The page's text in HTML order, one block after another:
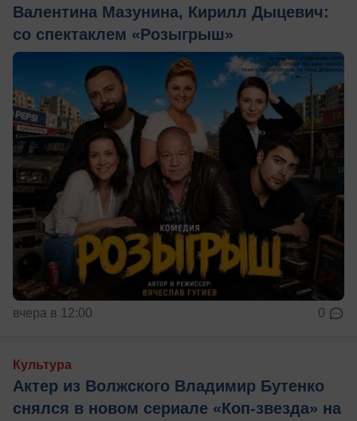
Валентина Мазунина, Кирилл Дыцевич:
со спектаклем «Розыгрыш»
вчера в 12:00 0
Культура
Актер из Волжского Владимир Бутенко
снялся в новом сериале «Коп-звезда» на